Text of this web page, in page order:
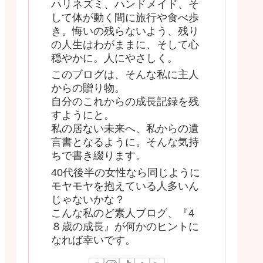
ハリネズミ、ハンドメイド、そ
して体が動く間に旅行や食べ歩
き。悔いの残らないよう、残り
の人生はわがままに、そして心
穏やかに。人にやさしく。
このブログは、そんな私に主人
からの贈り物。
自分のこれからの成長記録を残
すようにと。
私の居ない未来へ、私からの遺
言書となるように。そんな気持
ちで書き綴ります。
40代後半の女性なら同じように
モヤモヤを抱えている人多いん
じゃないかな？
こんな私のど素人ブログ、『4
８歳の成長』が何かのヒントに
なれば幸いです。